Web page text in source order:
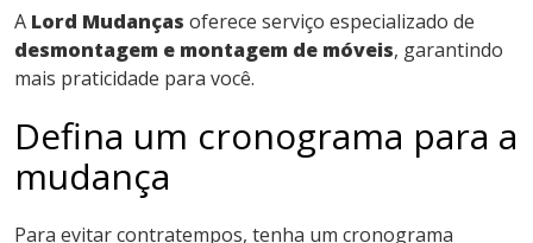
A Lord Mudanças oferece serviço especializado de
desmontagem e montagem de móveis, garantindo
mais praticidade para você.
Defina um cronograma para a
mudança
Para evitar contratempos, tenha um cronograma